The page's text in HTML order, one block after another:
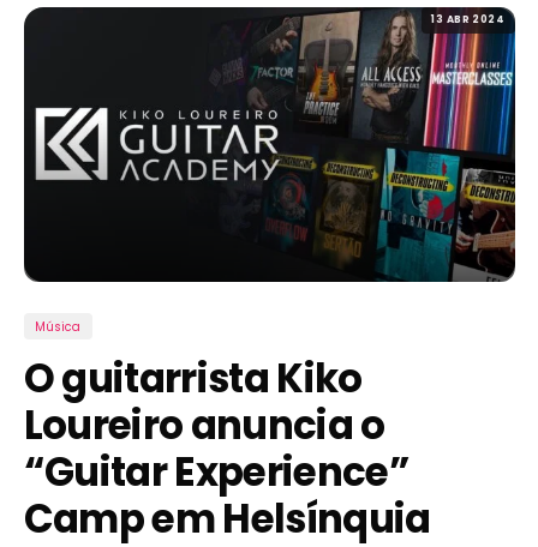
13 ABR 2024
Música
O guitarrista Kiko
Loureiro anuncia o
“Guitar Experience”
Camp em Helsínquia